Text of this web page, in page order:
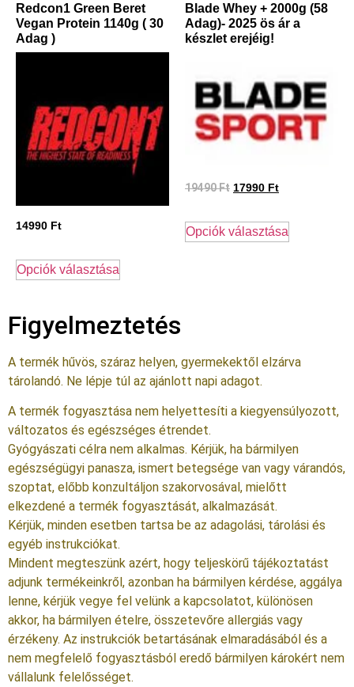
Redcon1 Green Beret
Vegan Protein 1140g ( 30
Adag )
14990 Ft
Opciók választása
Blade Whey + 2000g (58
Adag)- 2025 ös ár a
készlet erejéig!
19490Ft 17990 Ft
Opciók választása
Figyelmeztetés
A termék hűvös, száraz helyen, gyermekektől elzárva
tárolandó. Ne lépje túl az ajánlott napi adagot.
A termék fogyasztása nem helyettesíti a kiegyensúlyozott,
változatos és egészséges étrendet.
Gyógyászati célra nem alkalmas. Kérjük, ha bármilyen
egészségügyi panasza, ismert betegsége van vagy várandós,
szoptat, előbb konzultáljon szakorvosával, mielőtt
elkezdené a termék fogyasztását, alkalmazását.
Kérjük, minden esetben tartsa be az adagolási, tárolási és
egyéb instrukciókat.
Mindent megteszünk azért, hogy teljeskörű tájékoztatást
adjunk termékeinkről, azonban ha bármilyen kérdése, aggálya
lenne, kérjük vegye fel velünk a kapcsolatot, különösen
akkor, ha bármilyen ételre, összetevőre allergiás vagy
érzékeny. Az instrukciók betartásának elmaradásából és a
nem megfelelő fogyasztásból eredő bármilyen károkért nem
vállalunk felelősséget.